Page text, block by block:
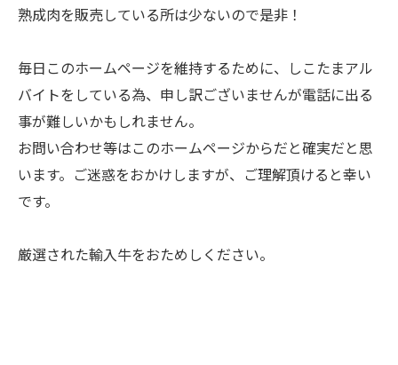
熟成肉を販売している所は少ないので是非！
毎日このホームページを維持するために、しこたまアル
バイトをしている為、申し訳ございませんが電話に出る
事が難しいかもしれません。
お問い合わせ等はこのホームページからだと確実だと思
います。ご迷惑をおかけしますが、ご理解頂けると幸い
です。
厳選された輸入牛をおためしください。